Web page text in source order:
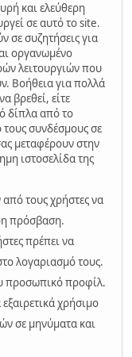
και ελεύθερη
σε αυτό το site.
σε συζητήσεις για
οργανωμένο
λειτουργιών που
Βοήθεια για πολλά
βρεθεί, είτε
δίπλα από το
τους συνδέσμους σε
μεταφέρουν στην
ιστοσελίδα της
τους χρήστες να
πρόσβαση.
πρέπει να
λογαριασμό τους.
προσωπικό προφίλ.
χρήσιμο
σε μηνύματα και